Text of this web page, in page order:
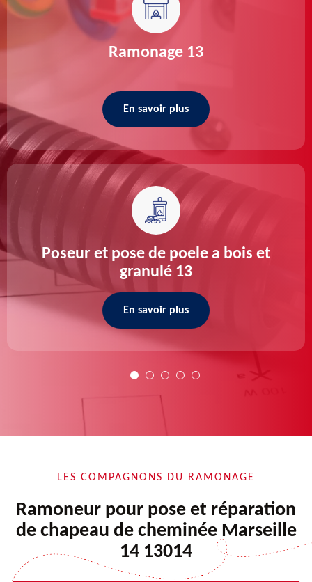
Ramonage 13
En savoir plus
Poseur et pose de poele a bois et
granulé 13
En savoir plus
LES COMPAGNONS DU RAMONAGE
Ramoneur pour pose et réparation
de chapeau de cheminée Marseille
14 13014